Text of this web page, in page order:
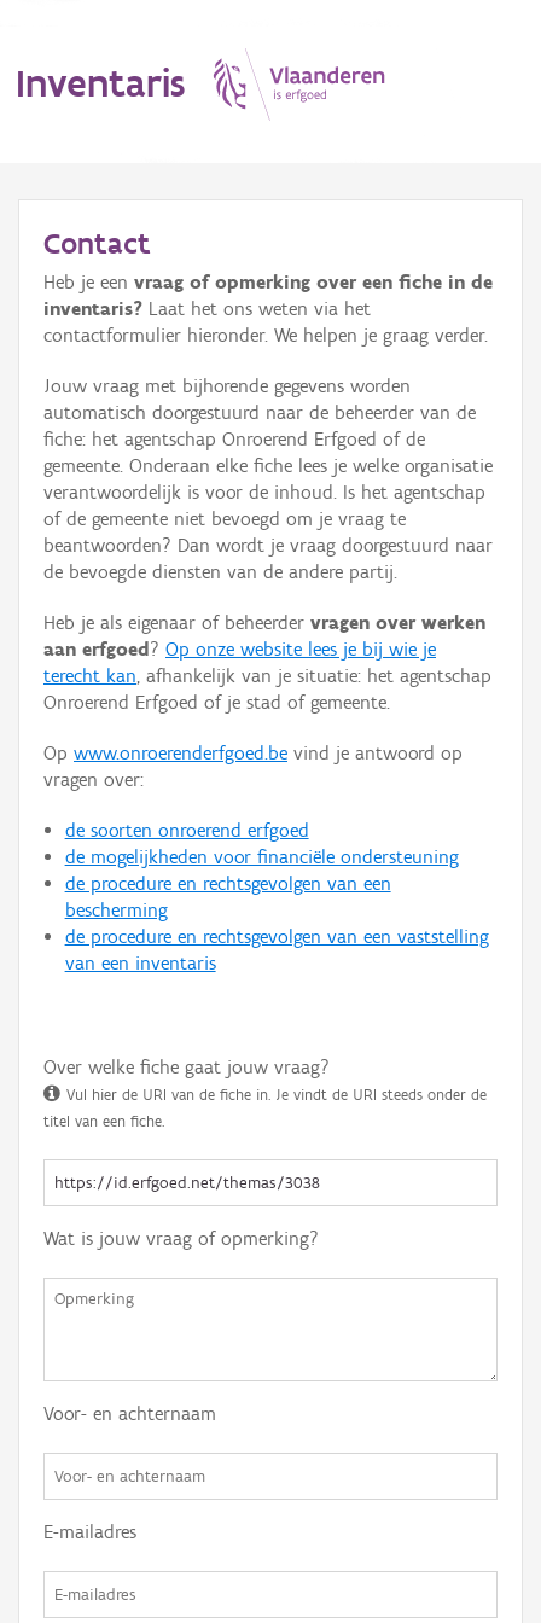
Inventaris
Erfgoedobject
Aanduidingsobject
Waarneming
Thema
Gebeurtenis
Persoon of collectief
Hergebruik
Aanmelden
Contact
Heb je een vraag of opmerking over een fiche in de
inventaris? Laat het ons weten via het
contactformulier hieronder. We helpen je graag verder.
Jouw vraag met bijhorende gegevens worden
automatisch doorgestuurd naar de beheerder van de
fiche: het agentschap Onroerend Erfgoed of de
gemeente. Onderaan elke fiche lees je welke organisatie
verantwoordelijk is voor de inhoud. Is het agentschap
of de gemeente niet bevoegd om je vraag te
beantwoorden? Dan wordt je vraag doorgestuurd naar
de bevoegde diensten van de andere partij.
Heb je als eigenaar of beheerder vragen over werken
aan erfgoed ? Op onze website lees je bij wie je
terecht kan, afhankelijk van je situatie: het agentschap
Onroerend Erfgoed of je stad of gemeente.
Op www.onroerenderfgoed.be vind je antwoord op
vragen over:
de soorten onroerend erfgoed
de mogelijkheden voor financiële ondersteuning
de procedure en rechtsgevolgen van een
bescherming
de procedure en rechtsgevolgen van een vaststelling
van een inventaris
Over welke fiche gaat jouw vraag?
Vul hier de URI van de fiche in. Je vindt de URI steeds onder de
titel van een fiche.
Wat is jouw vraag of opmerking?
Voor- en achternaam
E-mailadres